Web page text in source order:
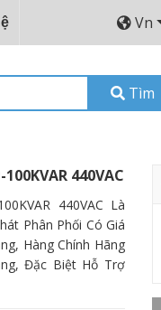
Vn
Tìm
440VAC
440VAC Là
Phân Phối Có Giá
Hàng Chính Hãng
Đặc Biệt Hỗ Trợ